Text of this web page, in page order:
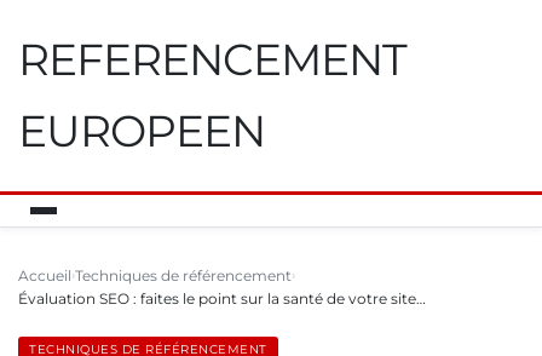
REFERENCEMENT
EUROPEEN
Accueil Techniques de référencement
Évaluation SEO : faites le point sur la santé de votre site…
TECHNIQUES DE RÉFÉRENCEMENT